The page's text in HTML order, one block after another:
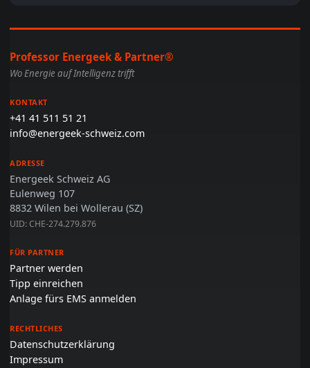
Professor Energeek & Partner®
Wo Energie auf Intelligenz trifft
KONTAKT
+41 41 511 51 21
info@energeek-schweiz.com
ADRESSE
Energeek Schweiz AG
Eulenweg 107
8832 Wilen bei Wollerau (SZ)
UID: CHE-274.279.876
FÜR PARTNER
Partner werden
Tipp einreichen
Anlage fürs EMS anmelden
RECHTLICHES
Datenschutzerklärung
Impressum